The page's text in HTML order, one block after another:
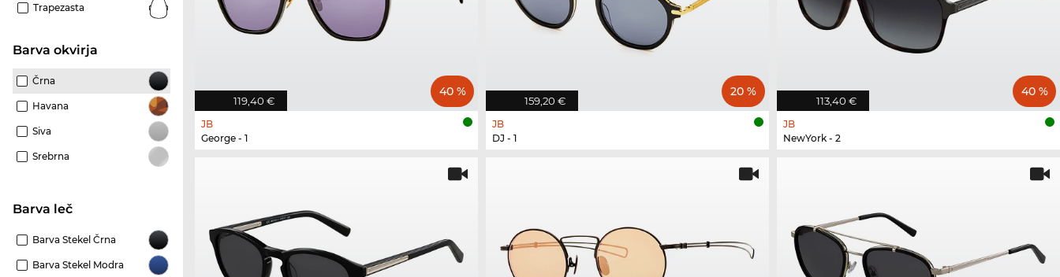
Trapezasta
Barva okvirja
Črna
Havana
Siva
Srebrna
Barva leč
Barva Stekel Črna
Barva Stekel Modra
119,40 €
40 %
JB
George - 1
159,20 €
20 %
JB
DJ - 1
113,40 €
40 %
JB
NewYork - 2